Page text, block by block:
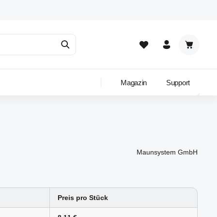
Magazin Support
Maunsystem GmbH
Preis pro Stück